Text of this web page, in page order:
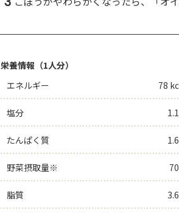
栄養情報（1人分）
エネルギー
78
塩分
たんぱく質
野菜摂取量※
脂質